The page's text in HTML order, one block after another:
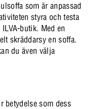
som är anpassad
styra och testa
butik. Med en
skräddarsy en soffa.
du även välja
betydelse som dess